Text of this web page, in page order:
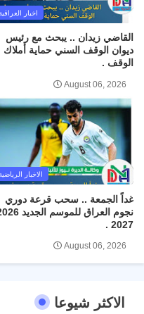
اخبار
القاضي زيدان .. يبحث مع رئيس
ديوان الوقف السني حماية أملاك
الوقف .
August 06, 2026
الاخبار
غداً الجمعة .. سحب قرعة دوري
2027 .
August 06, 2026
الاكثر شيوعا